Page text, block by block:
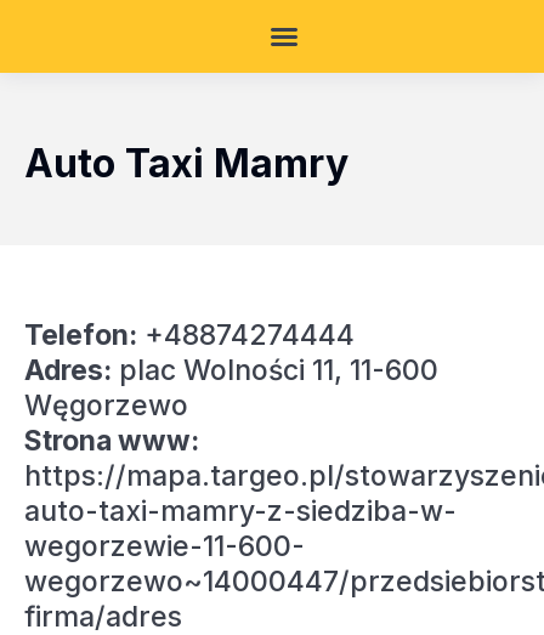
Auto Taxi Mamry
Telefon: +48874274444
Adres: plac Wolności 11, 11-600
Węgorzewo
Strona www:
https://mapa.targeo.pl/
auto-taxi-mamry-z-siedziba-w-
wegorzewie-11-600-
wegorzewo~14000447/
firma/adres